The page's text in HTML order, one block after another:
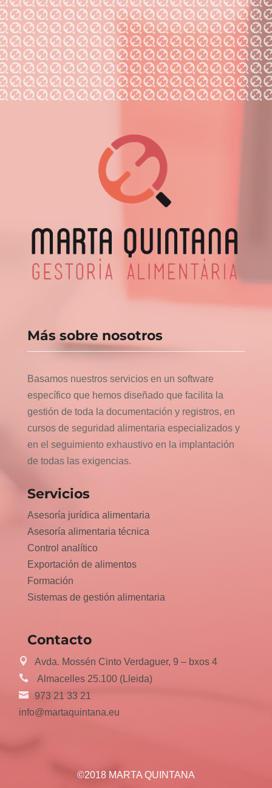
Más sobre nosotros
Basamos nuestros servicios en un software
específico que hemos diseñado que facilita la
gestión de toda la documentación y registros, en
cursos de seguridad alimentaria especializados y
en el seguimiento exhaustivo en la implantación
de todas las exigencias.
Servicios
Asesoría jurídica alimentaria
Asesoría alimentaria técnica
Control analítico
Exportación de alimentos
Formación
Sistemas de gestión alimentaria
Contacto
Avda. Mossén Cinto Verdaguer, 9 – bxos 4
Almacelles 25.100 (Lleida)
973 21 33 21
info@martaquintana.eu
©2018 MARTA QUINTANA